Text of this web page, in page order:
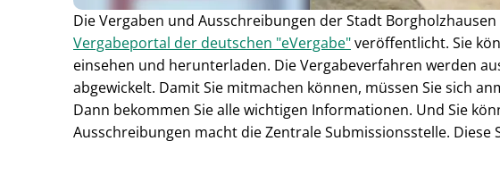
Die Vergaben und Ausschreibungen der Stadt
Vergabeportal der deutschen "eVergabe"veröffentlicht. Sie
einsehen und herunterladen. Die Vergabeverfahren werden
abgewickelt. Damit Sie mitmachen können, müssen Sie sich
Dann bekommen Sie alle wichtigen Informationen. Und Sie
Ausschreibungen macht die Zentrale Submissionsstelle. Diese